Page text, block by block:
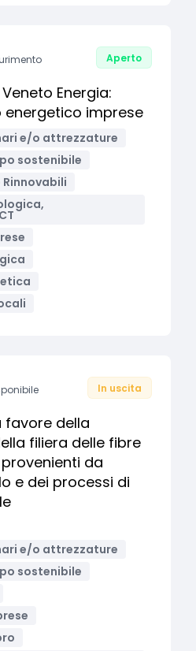
Aperto
Energia:
imprese
e/o attrezzature
sostenibile
Rinnovabili
In uscita
favore della
filiera delle fibre
da
e dei processi di
e/o attrezzature
sostenibile